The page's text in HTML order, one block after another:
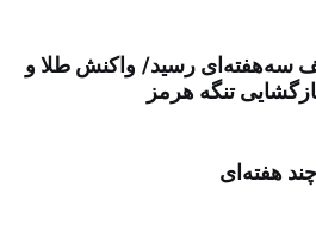
سه‌هفته‌ای رسید/ واکنش طلا و
تنگه هرمز
هفته‌ای